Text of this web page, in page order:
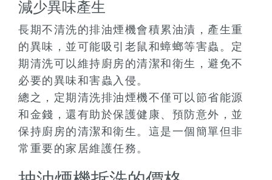
減少異味產生
長期不清洗的排油煙機會積累油漬，產生重
的異味，並可能吸引老鼠和蟑螂等害蟲。定
期清洗可以維持廚房的清潔和衛生，避免不
必要的異味和害蟲入侵。
總之，定期清洗排油煙機不僅可以節省能源
和金錢，還有助於保護健康、預防意外，並
保持廚房的清潔和衛生。這是一個簡單但非
常重要的家居維護任務。